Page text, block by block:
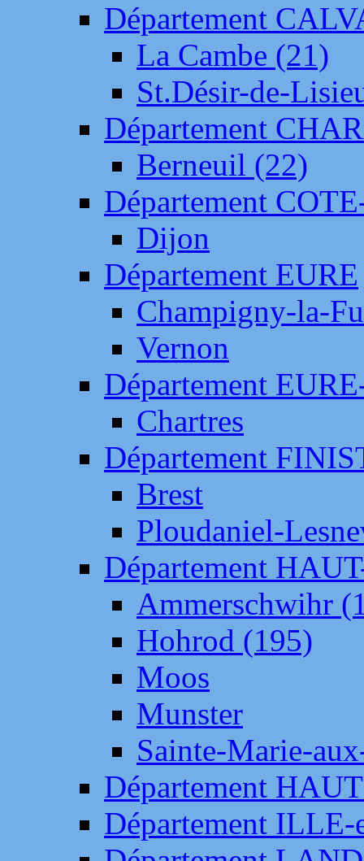
Département
La Cambe (21)
St.Désir-de-
Département
Berneuil (22)
Département
Dijon
Département EURE
Champigny-la-
Vernon
Département
Chartres
Département
Brest
Ploudaniel-
Département
Ammerschwihr
Hohrod (195)
Moos
Munster
Sainte-Marie-
Département
Département